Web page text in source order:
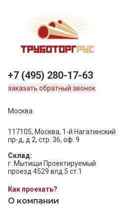
+7 (495) 280-17-63
заказать обратный звонок
Москва
117105, Москва, 1-й Нагатинский
пр-д, д 2, стр. 36, оф. 9
Склад:
г. Мытищи Проектируемый
проезд 4529 влд.5 ст.1
Как проехать?
О компании